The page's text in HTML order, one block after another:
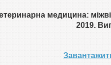
медицина:
2019.